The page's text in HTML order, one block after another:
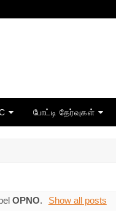
போட்டி தேர்வுகள்
OPNO. Show all posts